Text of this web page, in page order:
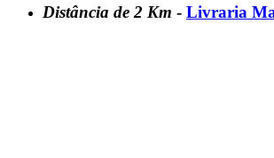
Distância de 2 Km - Livraria